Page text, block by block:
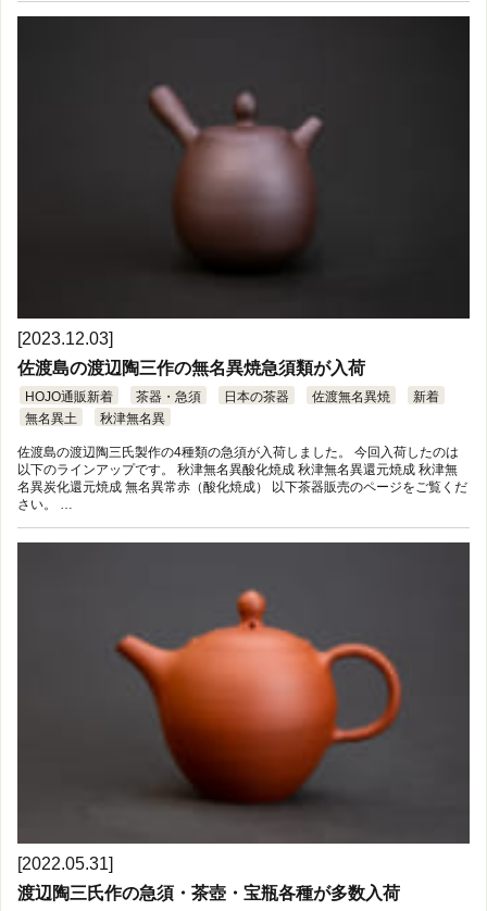
[2023.12.03]
佐渡島の渡辺陶三作の無名異焼急須類が入荷
HOJO通販新着 茶器・急須 日本の茶器 佐渡無名異焼
新着
無名異土
秋津無名異
佐渡島の渡辺陶三氏製作の4種類の急須が入荷しました。 今回入荷したのは
以下のラインアップです。 秋津無名異酸化焼成 秋津無名異還元焼成 秋津無
名異炭化還元焼成 無名異常赤（酸化焼成） 以下茶器販売のページをご覧くだ
さい。 …
[2022.05.31]
渡辺陶三氏作の急須・茶壺・宝瓶各種が多数入荷